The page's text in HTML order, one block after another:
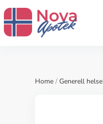
Home / Generell helse